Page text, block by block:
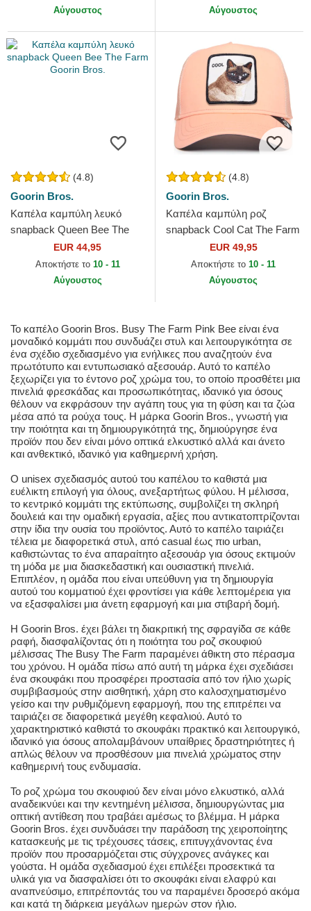
Αύγουστος Αύγουστος
(4.8)
Goorin Bros.
Καπέλα καμπύλη λευκό
snapback Queen Bee The
Farm Goorin Bros.
EUR 44,95
Αποκτήστε το 10 - 11
Αύγουστος
(4.8)
Goorin Bros.
Καπέλα καμπύλη ροζ
snapback Cool Cat The Farm
Premium The Farm Goorin
EUR 49,95
Αποκτήστε το 10 - 11
Αύγουστος
Το καπέλο Goorin Bros. Busy The Farm Pink Bee είναι ένα
μοναδικό κομμάτι που συνδυάζει στυλ και λειτουργικότητα σε
ένα σχέδιο σχεδιασμένο για ενήλικες που αναζητούν ένα
πρωτότυπο και εντυπωσιακό αξεσουάρ. Αυτό το καπέλο
ξεχωρίζει για το έντονο ροζ χρώμα του, το οποίο προσθέτει μια
πινελιά φρεσκάδας και προσωπικότητας, ιδανικό για όσους
θέλουν να εκφράσουν την αγάπη τους για τη φύση και τα ζώα
μέσα από τα ρούχα τους. Η μάρκα Goorin Bros., γνωστή για
την ποιότητα και τη δημιουργικότητά της, δημιούργησε ένα
προϊόν που δεν είναι μόνο οπτικά ελκυστικό αλλά και άνετο
και ανθεκτικό, ιδανικό για καθημερινή χρήση.
Ο unisex σχεδιασμός αυτού του καπέλου το καθιστά μια
ευέλικτη επιλογή για όλους, ανεξαρτήτως φύλου. Η μέλισσα,
το κεντρικό κομμάτι της εκτύπωσης, συμβολίζει τη σκληρή
δουλειά και την ομαδική εργασία, αξίες που αντικατοπτρίζονται
στην ίδια την ουσία του προϊόντος. Αυτό το καπέλο ταιριάζει
τέλεια με διαφορετικά στυλ, από casual έως πιο urban,
καθιστώντας το ένα απαραίτητο αξεσουάρ για όσους εκτιμούν
τη μόδα με μια διασκεδαστική και ουσιαστική πινελιά.
Επιπλέον, η ομάδα που είναι υπεύθυνη για τη δημιουργία
αυτού του κομματιού έχει φροντίσει για κάθε λεπτομέρεια για
να εξασφαλίσει μια άνετη εφαρμογή και μια στιβαρή δομή.
Η Goorin Bros. έχει βάλει τη διακριτική της σφραγίδα σε κάθε
ραφή, διασφαλίζοντας ότι η ποιότητα του ροζ σκουφιού
μέλισσας The Busy The Farm παραμένει άθικτη στο πέρασμα
του χρόνου. Η ομάδα πίσω από αυτή τη μάρκα έχει σχεδιάσει
ένα σκουφάκι που προσφέρει προστασία από τον ήλιο χωρίς
συμβιβασμούς στην αισθητική, χάρη στο καλοσχηματισμένο
γείσο και την ρυθμιζόμενη εφαρμογή, που της επιτρέπει να
ταιριάζει σε διαφορετικά μεγέθη κεφαλιού. Αυτό το
χαρακτηριστικό καθιστά το σκουφάκι πρακτικό και λειτουργικό,
ιδανικό για όσους απολαμβάνουν υπαίθριες δραστηριότητες ή
απλώς θέλουν να προσθέσουν μια πινελιά χρώματος στην
καθημερινή τους ενδυμασία.
Το ροζ χρώμα του σκουφιού δεν είναι μόνο ελκυστικό, αλλά
αναδεικνύει και την κεντημένη μέλισσα, δημιουργώντας μια
οπτική αντίθεση που τραβάει αμέσως το βλέμμα. Η μάρκα
Goorin Bros. έχει συνδυάσει την παράδοση της χειροποίητης
κατασκευής με τις τρέχουσες τάσεις, επιτυγχάνοντας ένα
προϊόν που προσαρμόζεται στις σύγχρονες ανάγκες και
γούστα. Η ομάδα σχεδιασμού έχει επιλέξει προσεκτικά τα
υλικά για να διασφαλίσει ότι το σκουφάκι είναι ελαφρύ και
αναπνεύσιμο, επιτρέποντάς του να παραμένει δροσερό ακόμα
και κατά τη διάρκεια μεγάλων ημερών στον ήλιο.